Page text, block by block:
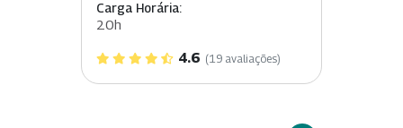
Carga Horária:
20h
4.6 (19 avaliações)